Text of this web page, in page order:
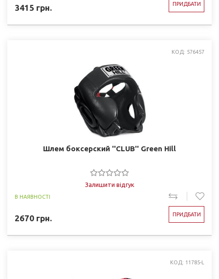
3415 грн. ПРИДБАТИ
КОД: 576457
Шлем боксерский ''CLUB'' Green Hill
Залишити відгук
В НАЯВНОСТІ
2670 грн. ПРИДБАТИ
КОД: 11785-L